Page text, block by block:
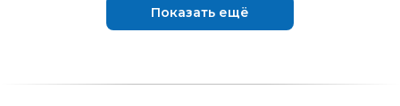
Показать ещё